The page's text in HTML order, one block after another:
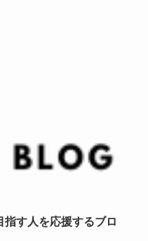
す人を応援するブロ